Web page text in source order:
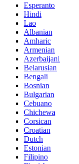
Esperanto
Hindi
Lao
Albanian
Amharic
Armenian
Azerbaijani
Belarusian
Bengali
Bosnian
Bulgarian
Cebuano
Chichewa
Corsican
Croatian
Dutch
Estonian
Filipino